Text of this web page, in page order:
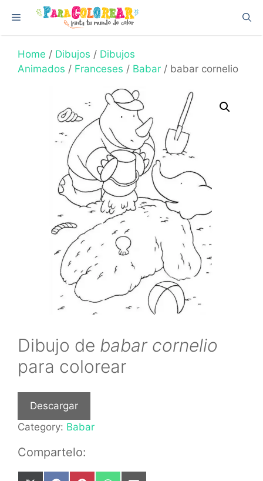
content
Menu
Home / Dibujos / Dibujos
Animados / Franceses / Babar / babar cornelio
Dibujo de babar cornelio
para colorear
Descargar
Category: Babar
Compartelo: